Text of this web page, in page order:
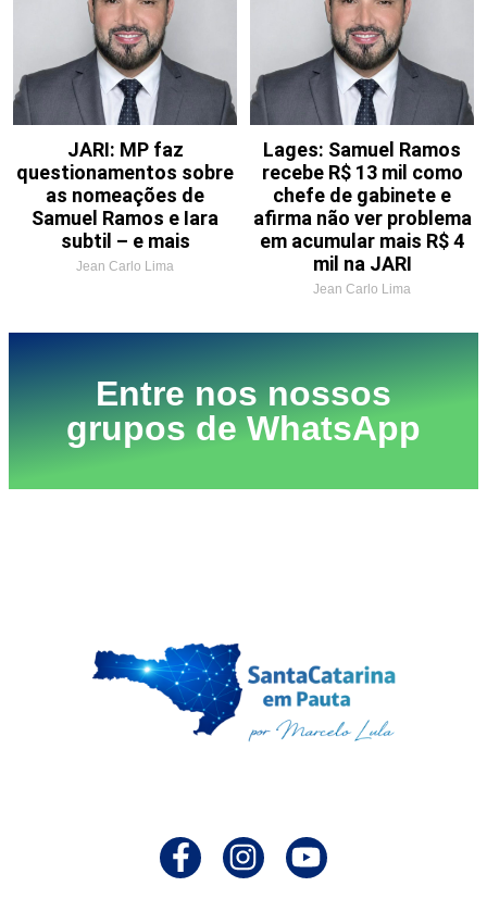
JARI: MP faz
questionamentos sobre
as nomeações de
Samuel Ramos e Iara
subtil – e mais
Jean Carlo Lima
Lages: Samuel Ramos
recebe R$ 13 mil como
chefe de gabinete e
afirma não ver problema
em acumular mais R$ 4
mil na JARI
Jean Carlo Lima
Entre nos nossos
grupos de WhatsApp